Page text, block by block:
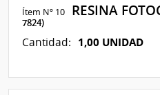
Ítem Nº 10 RESINA
7824)
Cantidad: 1,00 UNIDAD